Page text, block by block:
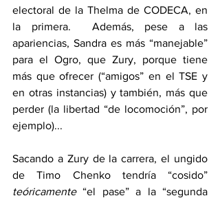
electoral de la Thelma de CODECA, en
la primera.  Además, pese a las
apariencias, Sandra es más “manejable”
para el Ogro, que Zury, porque tiene
más que ofrecer (“amigos” en el TSE y
en otras instancias) y también, más que
perder (la libertad “de locomoción”, por
ejemplo)...
Sacando a Zury de la carrera, el ungido
teóricamente “el pase” a la “segunda